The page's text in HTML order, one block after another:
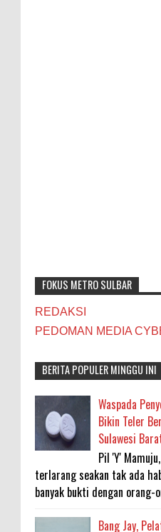
FOKUS METRO SULBAR
REDAKSI
PEDOMAN MEDIA
BERITA POPULER MINGGU INI
Waspada
Bikin Teler
Sulawesi
Pil 'Y'
terlarang seakan tak ada
banyak bukti dengan orang-
Bang Jay,